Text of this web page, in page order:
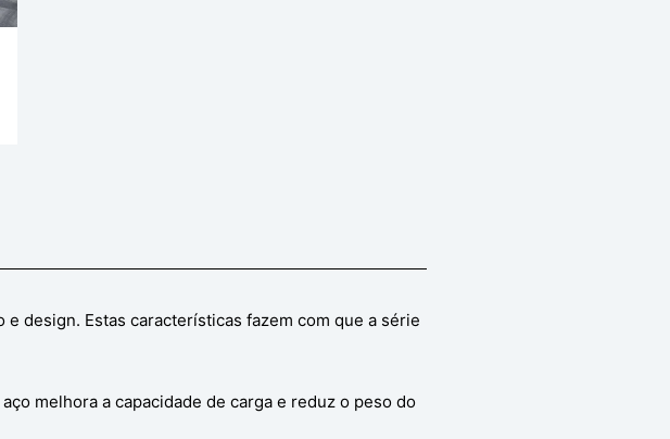
design. Estas características fazem com que a série
melhora a capacidade de carga e reduz o peso do